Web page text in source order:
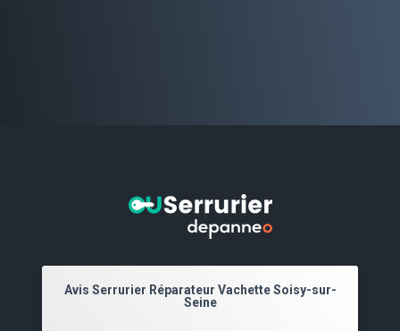
Avis Serrurier Réparateur Vachette Soisy-sur-
Seine